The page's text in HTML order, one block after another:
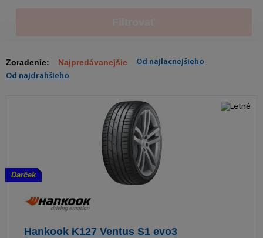
Zoradenie: Najpredávanejšie
Od najlacnejšieho
Od najdrahšieho
Darček
Hankook K127 Ventus S1 evo3